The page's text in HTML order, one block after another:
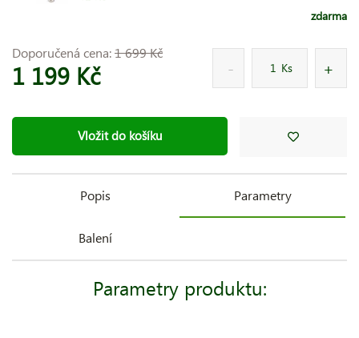
zdarma
Doporučená cena:1 699 Kč
1 199 Kč Ks
Vložit do košíku
Popis Parametry
Balení
Parametry produktu: